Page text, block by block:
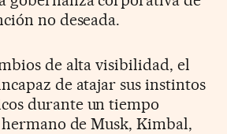
no deseada.
de alta visibilidad, el
de atajar sus instintos
durante un tiempo
de Musk, Kimbal,